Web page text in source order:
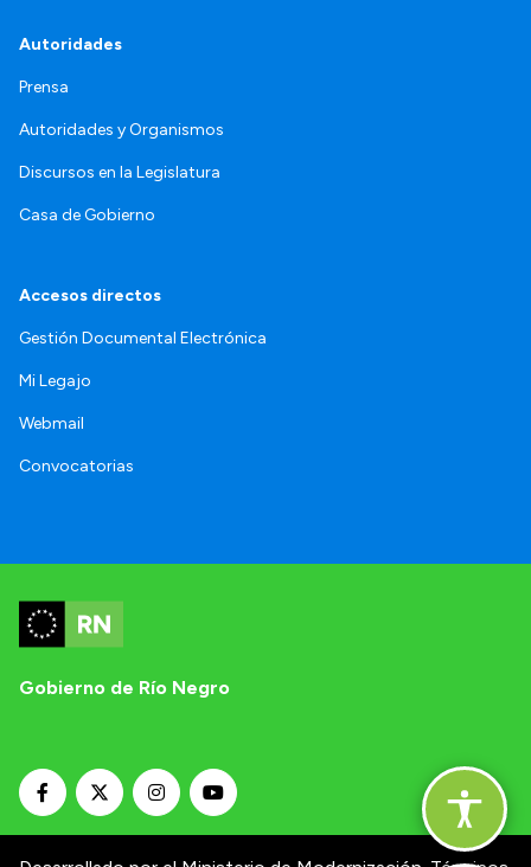
Autoridades
Prensa
Autoridades y Organismos
Discursos en la Legislatura
Casa de Gobierno
Accesos directos
Gestión Documental Electrónica
Mi Legajo
Webmail
Convocatorias
Gobierno de Río Negro